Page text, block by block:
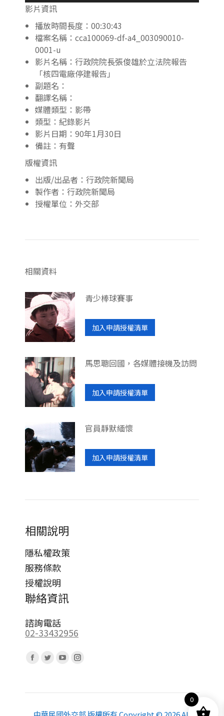
影片資訊
播放時間長度：00:30:43
檔案名稱：cca100069-df-a4_003090010-
0001-u
影片名稱：行政院院長張俊雄於立法院報告
「核四電廠停建報告」
副題名：
翻譯名稱：
媒體類型：影帶
類型：紀錄影片
影片日期：90年1月30日
備註：有聲
版權資訊
出版/出品者：行政院新聞局
製作者：行政院新聞局
授權單位：外交部
相關資料
青少棒球賽事
加入申請授權清單
馬思聰回國，各媒體接機及訪問
加入申請授權清單
官員靜默緬懷
加入申請授權清單
相關說明
隱私權政策
服務條款
授權說明
聯絡資訊
諮詢電話
02-33432956
Facebook
TwitterYouTubeInstagram
0